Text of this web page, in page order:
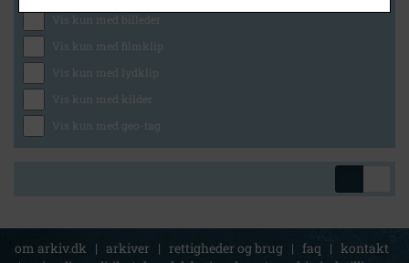
Vis kun med billeder
Vis kun med filmklip
Vis kun med lydklip
Vis kun med kilder
Vis kun med geo-tag
om arkiv.dk | arkiver | rettigheder og brug | faq | kontakt